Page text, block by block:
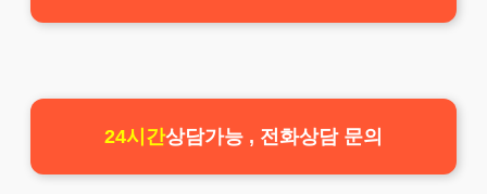
24시간상담가능 , 전화상담 문의